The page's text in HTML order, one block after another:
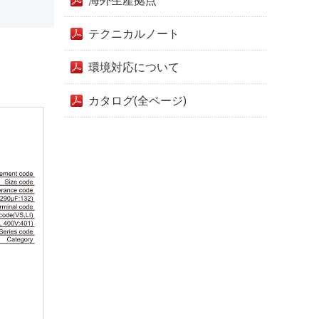
テクニカルノート
環境対応について
カタログ(全ページ)